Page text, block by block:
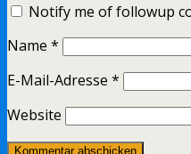
Notify me of followup
Name *
E-Mail-Adresse *
Website